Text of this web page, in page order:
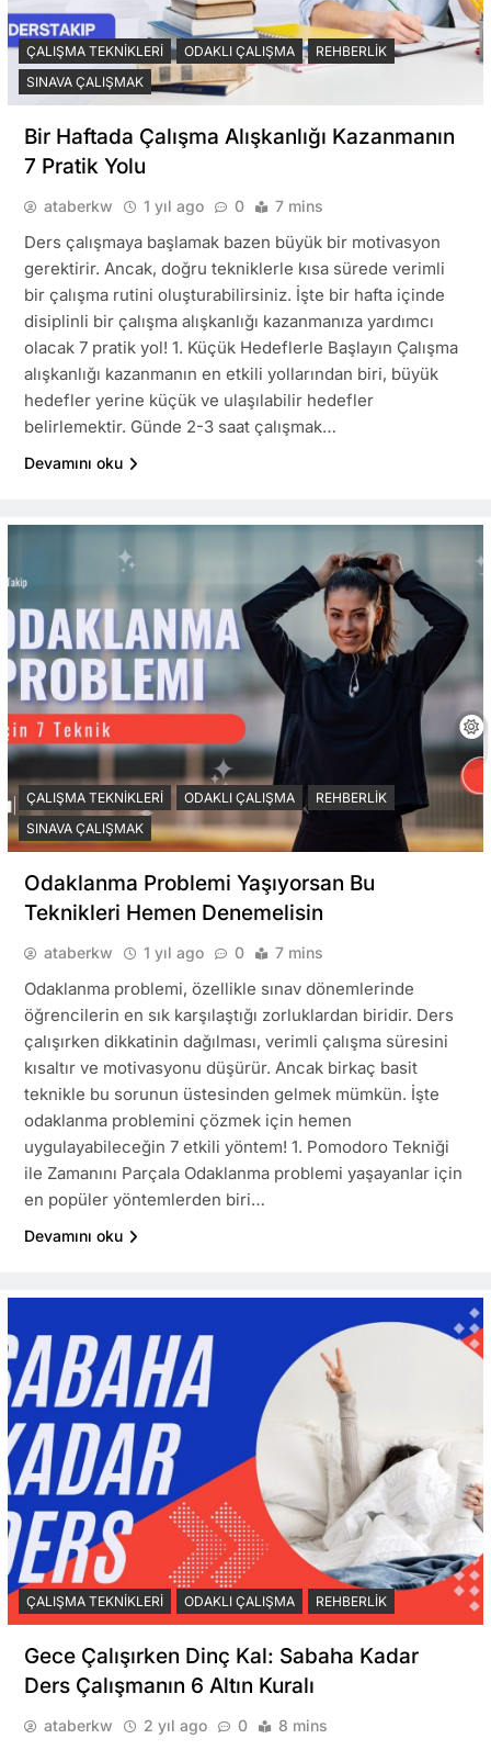
ÇALIŞMA TEKNIKLERI ODAKLI ÇALIŞMA
REHBERLIK
SINAVA ÇALIŞMAK
Bir Haftada Çalışma Alışkanlığı Kazanmanın
7 Pratik Yolu
ataberkw 1 yıl ago 0 7 mins
Ders çalışmaya başlamak bazen büyük bir motivasyon
gerektirir. Ancak, doğru tekniklerle kısa sürede verimli
bir çalışma rutini oluşturabilirsiniz. İşte bir hafta içinde
disiplinli bir çalışma alışkanlığı kazanmanıza yardımcı
olacak 7 pratik yol! 1. Küçük Hedeflerle Başlayın Çalışma
alışkanlığı kazanmanın en etkili yollarından biri, büyük
hedefler yerine küçük ve ulaşılabilir hedefler
belirlemektir. Günde 2-3 saat çalışmak…
Devamını oku
ÇALIŞMA TEKNIKLERI ODAKLI ÇALIŞMA
REHBERLIK
SINAVA ÇALIŞMAK
Odaklanma Problemi Yaşıyorsan Bu
Teknikleri Hemen Denemelisin
ataberkw 1 yıl ago 0 7 mins
Odaklanma problemi, özellikle sınav dönemlerinde
öğrencilerin en sık karşılaştığı zorluklardan biridir. Ders
çalışırken dikkatinin dağılması, verimli çalışma süresini
kısaltır ve motivasyonu düşürür. Ancak birkaç basit
teknikle bu sorunun üstesinden gelmek mümkün. İşte
odaklanma problemini çözmek için hemen
uygulayabileceğin 7 etkili yöntem! 1. Pomodoro Tekniği
ile Zamanını Parçala Odaklanma problemi yaşayanlar için
en popüler yöntemlerden biri…
Devamını oku
ÇALIŞMA TEKNIKLERI ODAKLI ÇALIŞMA REHBERLIK
Gece Çalışırken Dinç Kal: Sabaha Kadar
Ders Çalışmanın 6 Altın Kuralı
ataberkw 2 yıl ago 0 8 mins